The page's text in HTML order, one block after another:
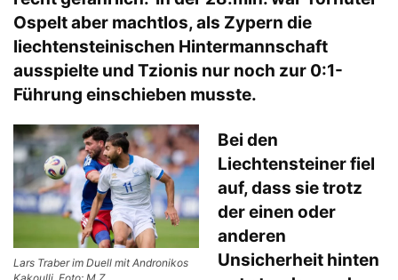
Ospelt aber machtlos, als Zypern die
liechtensteinischen Hintermannschaft
ausspielte und Tzionis nur noch zur 0:1-
Führung einschieben musste.
Lars Traber im Duell mit Andronikos
Bei den
Liechtensteiner fiel
auf, dass sie trotz
der einen oder
anderen
Unsicherheit hinten